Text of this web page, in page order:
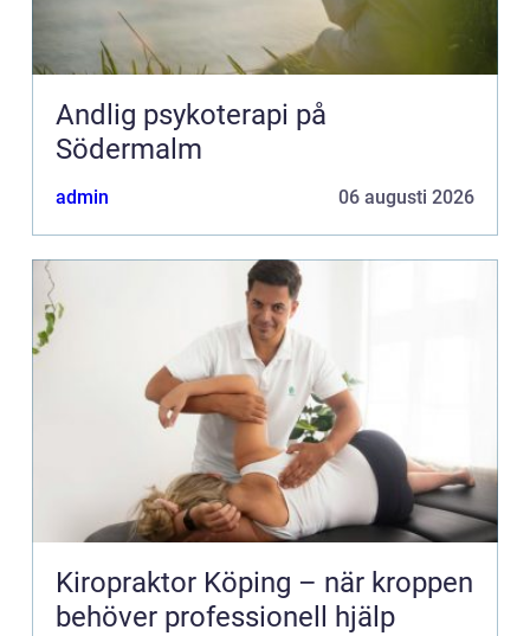
Andlig psykoterapi på
Södermalm
admin 06 augusti 2026
Kiropraktor Köping – när kroppen
behöver professionell hjälp